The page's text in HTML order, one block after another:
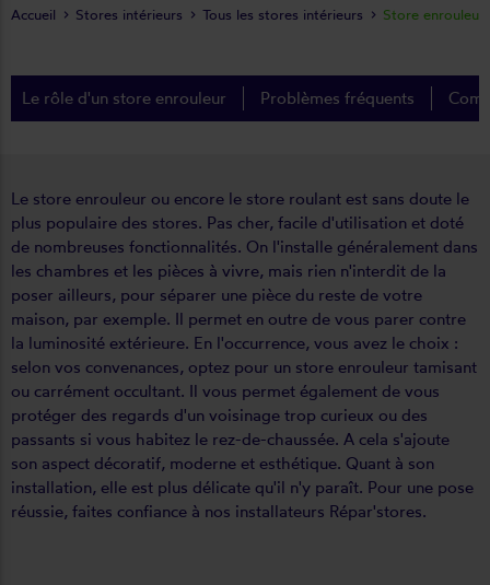
Le rôle d'un store enrouleur Problèmes fréquents
Le store enrouleur ou encore le store roulant est sans doute le
plus populaire des stores. Pas cher, facile d'utilisation et doté
de nombreuses fonctionnalités. On l'installe généralement dans
les chambres et les pièces à vivre, mais rien n'interdit de la
poser ailleurs, pour séparer une pièce du reste de votre
maison, par exemple. Il permet en outre de vous parer contre
la luminosité extérieure. En l'occurrence, vous avez le choix :
selon vos convenances, optez pour un store enrouleur tamisant
ou carrément occultant. Il vous permet également de vous
protéger des regards d'un voisinage trop curieux ou des
passants si vous habitez le rez-de-chaussée. A cela s'ajoute
son aspect décoratif, moderne et esthétique. Quant à son
installation, elle est plus délicate qu'il n'y paraît. Pour une pose
réussie, faites confiance à nos installateurs Répar'stores.
Accueil Stores intérieurs Tous les stores intérieurs Store enrouleur